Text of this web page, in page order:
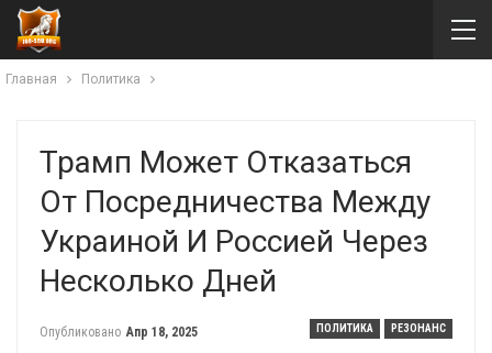
Главная Политика
Трамп Может Отказаться
От Посредничества Между
Украиной И Россией Через
Несколько Дней
ПОЛИТИКА РЕЗОНАНС
Опубликовано Апр 18, 2025